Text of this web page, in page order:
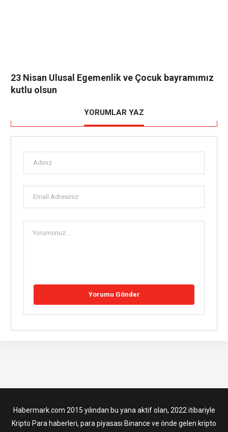
23 Nisan Ulusal Egemenlik ve Çocuk bayramımız
kutlu olsun
YORUMLAR YAZ
Habermark.com 2015 yılından bu yana aktif olan, 2022 itibariyle
Kripto Para haberleri, para piyasası Binance ve önde gelen kripto